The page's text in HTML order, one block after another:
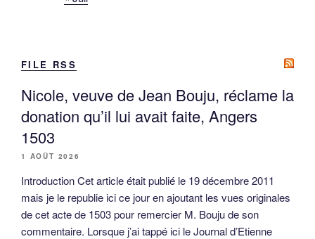
FILE RSS
Nicole, veuve de Jean Bouju, réclame la
donation qu’il lui avait faite, Angers
1503
1 AOÛT 2026
Introduction Cet article était publié le 19 décembre 2011
mais je le republie ici ce jour en ajoutant les vues originales
de cet acte de 1503 pour remercier M. Bouju de son
commentaire. Lorsque j’ai tappé ici le Journal d’Etienne